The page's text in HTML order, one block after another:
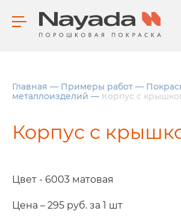
Главная — Примеры работ —
металлоизделий — Корпус с
Корпус с
Цвет - 6003 матовая
Цена – 295 руб. за 1 шт